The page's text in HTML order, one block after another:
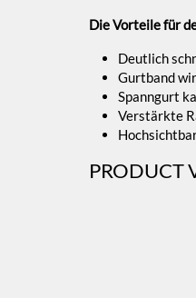
Die Vorteile für
Deutlich
Gurtband
Spanngurt
Verstärkte
PRODUCT